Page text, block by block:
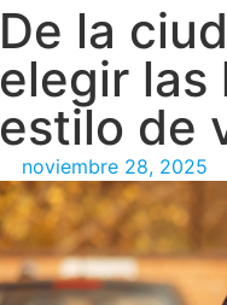
De la
elegir las
estilo de
noviembre 28, 2025